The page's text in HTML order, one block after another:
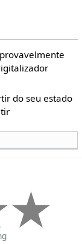
do seu estado